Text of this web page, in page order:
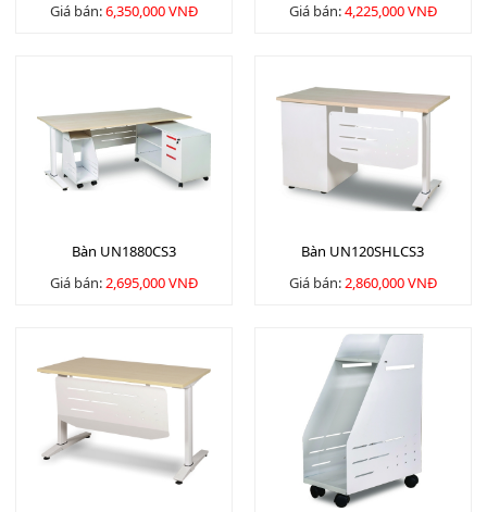
Giá bán:6,350,000 VNĐ
Giá bán:4,225,000 VNĐ
Bàn UN1880CS3
Giá bán:2,695,000 VNĐ
Bàn UN120SHLCS3
Giá bán:2,860,000 VNĐ